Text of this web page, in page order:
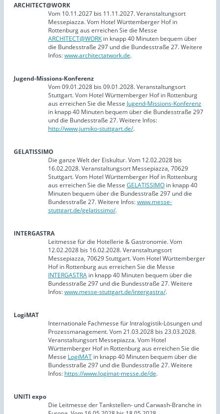
ARCHITECT@WORK
Vom 10.11.2027 bis 11.11.2027. Veranstaltungsort
Messepiazza. Vom Hotel Württemberger Hof in
Rottenburg aus erreichen Sie die Messe
ARCHITECT@WORK in knapp 40 Minuten bequem über
die Bundesstraße 297 und die Bundesstraße 27. Weitere
Infos:www.architectatwork.de.
Jugend-Missions-Konferenz
Vom 09.01.2028 bis 09.01.2028. Veranstaltungsort
Stuttgart. Vom Hotel Württemberger Hof in Rottenburg
aus erreichen Sie die Messe Jugend-Missions-Konferenz
in knapp 40 Minuten bequem über die Bundesstraße 297
und die Bundesstraße 27. Weitere Infos:
http://www.jumiko-stuttgart.de/.
GELATISSIMO
Die ganze Welt der Eiskultur. Vom 12.02.2028 bis
16.02.2028. Veranstaltungsort Messepiazza, 70629
Stuttgart. Vom Hotel Württemberger Hof in Rottenburg
aus erreichen Sie die Messe GELATISSIMO in knapp 40
Minuten bequem über die Bundesstraße 297 und die
Bundesstraße 27. Weitere Infos:www.messe-
stuttgart.de/gelatissimo/.
INTERGASTRA
Leitmesse für die Hotellerie & Gastronomie. Vom
12.02.2028 bis 16.02.2028. Veranstaltungsort
Messepiazza, 70629 Stuttgart. Vom Hotel Württemberger
Hof in Rottenburg aus erreichen Sie die Messe
INTERGASTRA in knapp 40 Minuten bequem über die
Bundesstraße 297 und die Bundesstraße 27. Weitere
Infos:www.messe-stuttgart.de/intergastra/.
LogiMAT
Internationale Fachmesse für Intralogistik-Lösungen und
Prozessmanagement. Vom 21.03.2028 bis 23.03.2028.
Veranstaltungsort Messepiazza. Vom Hotel
Württemberger Hof in Rottenburg aus erreichen Sie die
Messe LogiMAT in knapp 40 Minuten bequem über die
Bundesstraße 297 und die Bundesstraße 27. Weitere
Infos: https://www.logimat-messe.de/de.
UNITI expo
Die Leitmesse der Tankstellen- und Carwash-Branche in